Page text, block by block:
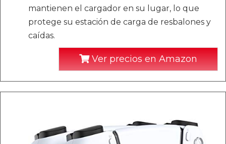
mantienen el cargador en su lugar, lo que
protege su estación de carga de resbalones y
caídas.
Ver precios en Amazon